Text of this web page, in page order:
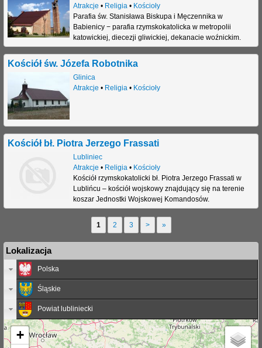
Atrakcje • Religia• Kościoły
Parafia św. Stanisława Biskupa i Męczennika w
Babienicy − parafia rzymskokatolicka w metropolii
katowickiej, diecezji gliwickiej, dekanacie woźnickim.
Kościół św. Józefa Robotnika
Glinica
Atrakcje • Religia • Kościoły
Kościół bł. Piotra Jerzego Frassati
Lubliniec
Atrakcje • Religia • Kościoły
Kościół rzymskokatolicki bł. Piotra Jerzego Frassati w
Lublińcu – kościół wojskowy znajdujący się na terenie
koszar Jednostki Wojskowej Komandosów.
o
n
y
1 2 3 > »
Lokalizacja
Polska
Śląskie
Powiat lubliniecki
+